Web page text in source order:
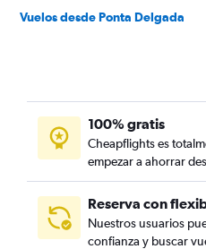
Vuelos desde Ponta Delgada
100% gratis
Cheapflights es
empezar a ahorrar
Reserva con
Nuestros usuarios
confianza y buscar